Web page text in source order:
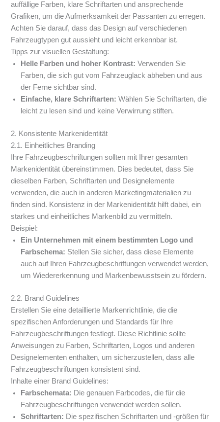
auffällige Farben, klare Schriftarten und ansprechende
Grafiken, um die Aufmerksamkeit der Passanten zu erregen.
Achten Sie darauf, dass das Design auf verschiedenen
Fahrzeugtypen gut aussieht und leicht erkennbar ist.
Tipps zur visuellen Gestaltung:
Helle Farben und hoher Kontrast: Verwenden Sie
Farben, die sich gut vom Fahrzeuglack abheben und aus
der Ferne sichtbar sind.
Einfache, klare Schriftarten: Wählen Sie Schriftarten, die
leicht zu lesen sind und keine Verwirrung stiften.
2. Konsistente Markenidentität
2.1. Einheitliches Branding
Ihre Fahrzeugbeschriftungen sollten mit Ihrer gesamten
Markenidentität übereinstimmen. Dies bedeutet, dass Sie
dieselben Farben, Schriftarten und Designelemente
verwenden, die auch in anderen Marketingmaterialien zu
finden sind. Konsistenz in der Markenidentität hilft dabei, ein
starkes und einheitliches Markenbild zu vermitteln.
Beispiel:
Ein Unternehmen mit einem bestimmten Logo und
Farbschema: Stellen Sie sicher, dass diese Elemente
auch auf Ihren Fahrzeugbeschriftungen verwendet werden,
um Wiedererkennung und Markenbewusstsein zu fördern.
2.2. Brand Guidelines
Erstellen Sie eine detaillierte Markenrichtlinie, die die
spezifischen Anforderungen und Standards für Ihre
Fahrzeugbeschriftungen festlegt. Diese Richtlinie sollte
Anweisungen zu Farben, Schriftarten, Logos und anderen
Designelementen enthalten, um sicherzustellen, dass alle
Fahrzeugbeschriftungen konsistent sind.
Inhalte einer Brand Guidelines:
Farbschemata: Die genauen Farbcodes, die für die
Fahrzeugbeschriftungen verwendet werden sollen.
Schriftarten: Die spezifischen Schriftarten und -größen für